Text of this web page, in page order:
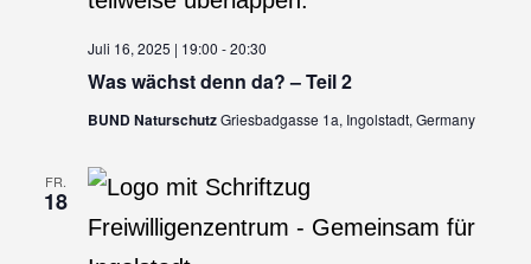
Was wächst denn da? – Teil 2
Juli 16, 2025 | 19:00 -20:30
BUND NaturschutzGriesbadgasse 1a, Ingolstadt, Germany
FR.
18